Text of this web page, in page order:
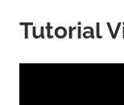
Tutorial